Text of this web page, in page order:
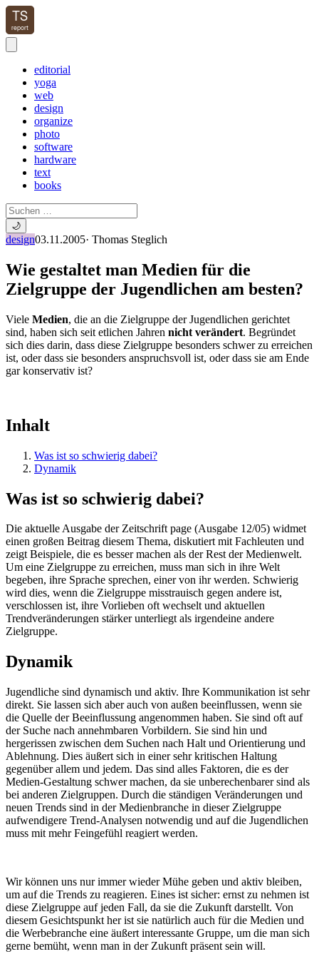
editorial
yoga
web
design
organize
photo
software
hardware
text
books
🌙
design03.11.2005· Thomas Steglich
Wie gestaltet man Medien für die
Zielgruppe der Jugendlichen am besten?
Viele Medien, die an die Zielgruppe der Jugendlichen gerichtet
sind, haben sich seit etlichen Jahren nicht verändert. Begründet
sich dies darin, dass diese Zielgruppe besonders schwer zu erreichen
ist, oder dass sie besonders anspruchsvoll ist, oder dass sie am Ende
gar konservativ ist?
Inhalt
Was ist so schwierig dabei?
Dynamik
Was ist so schwierig dabei?
Die aktuelle Ausgabe der Zeitschrift page (Ausgabe 12/05) widmet
einen großen Beitrag diesem Thema, diskutiert mit Fachleuten und
zeigt Beispiele, die es besser machen als der Rest der Medienwelt.
Um eine Zielgruppe zu erreichen, muss man sich in ihre Welt
begeben, ihre Sprache sprechen, einer von ihr werden. Schwierig
wird dies, wenn die Zielgruppe misstrauisch gegen andere ist,
verschlossen ist, ihre Vorlieben oft wechselt und aktuellen
Trendveränderungen stärker unterliegt als irgendeine andere
Zielgruppe.
Dynamik
Jugendliche sind dynamisch und aktiv. Ihre Kommunikation ist sehr
direkt. Sie lassen sich aber auch von außen beeinflussen, wenn sie
die Quelle der Beeinflussung angenommen haben. Sie sind oft auf
der Suche nach annehmbaren Vorbildern. Sie sind hin und
hergerissen zwischen dem Suchen nach Halt und Orientierung und
Ablehnung. Dies äußert sich in einer sehr kritischen Haltung
gegenüber allem und jedem. Das sind alles Faktoren, die es der
Medien-Gestaltung schwer machen, da sie unberechenbarer sind als
bei anderen Zielgruppen. Durch die ständigen Veränderungen und
neuen Trends sind in der Medienbranche in dieser Zielgruppe
aufwendigere Trend-Analysen notwendig und auf die Jugendlichen
muss mit mehr Feingefühl reagiert werden.
Wir können uns nur immer wieder Mühe geben und aktiv bleiben,
um auf die Trends zu reagieren. Eines ist sicher: ernst zu nehmen ist
diese Zielgruppe auf jeden Fall, da sie die Zukunft darstellt. Von
diesem Gesichtspunkt her ist sie natürlich auch für die Medien und
die Werbebranche eine äußert interessante Gruppe, um die man sich
gerne bemüht, wenn man in der Zukunft präsent sein will.